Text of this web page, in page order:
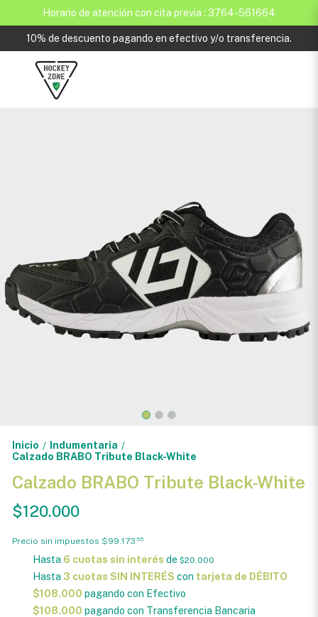
Horario de atención con cita previa : 3764-561664
10% de descuento pagando en efectivo y/o transferencia.
Inicio / Indumentaria /
Calzado BRABO Tribute Black-White
Calzado BRABO Tribute Black-White
$120.000
Precio sin impuestos $99.173 55
Hasta 6 cuotas sin interés de $20.000
Hasta 3 cuotas SIN INTERÉS con tarjeta de DÉBITO
$108.000 pagando con Efectivo
$108.000 pagando con Transferencia Bancaria